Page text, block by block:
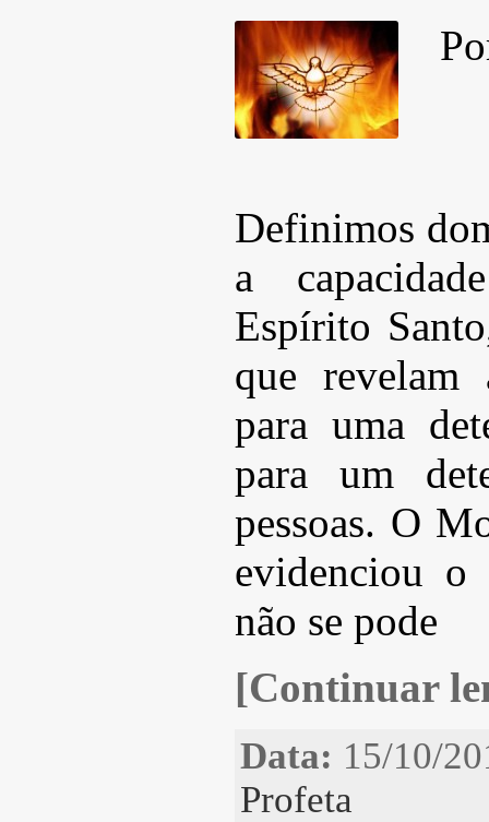
Definimos
a
Espírito
que revelam
para uma
para um
pessoas. O
evidenciou
não se pode
[Continuar
Data: 15/10/
Profeta